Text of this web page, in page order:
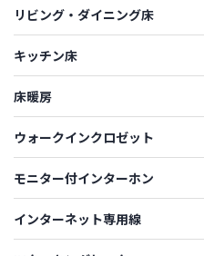
リビング・ダイニング床
キッチン床
床暖房
ウォークインクロゼット
モニター付インターホン
インターネット専用線